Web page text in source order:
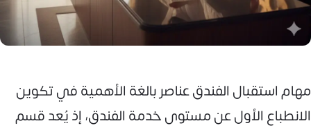
مهام استقبال الفندق عناصر بالغة الأهمية في تكوين
الانطباع الأول عن مستوى خدمة الفندق، إذ يُعد قسم